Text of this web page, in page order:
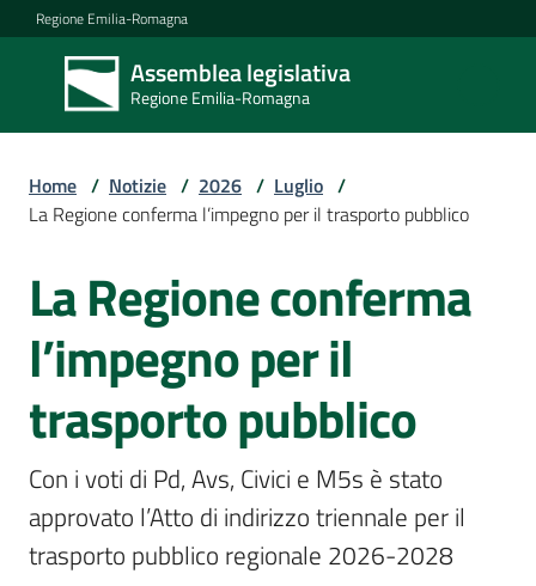
Vai al contenuto
Vai alla navigazione
Vai al footer
Regione Emilia-Romagna
Assemblea legislativa
Regione Emilia-Romagna
Assemblea
legislativa
Regione Emilia-
Attività
Argomenti
Per
i
Home / Notizie / 2026 / Luglio /
La Regione conferma l’impegno per il trasporto pubblico
Salta al contenuto
La Regione conferma
l’impegno per il
trasporto pubblico
Con i voti di Pd, Avs, Civici e M5s è stato
approvato l’Atto di indirizzo triennale per il
trasporto pubblico regionale 2026-2028